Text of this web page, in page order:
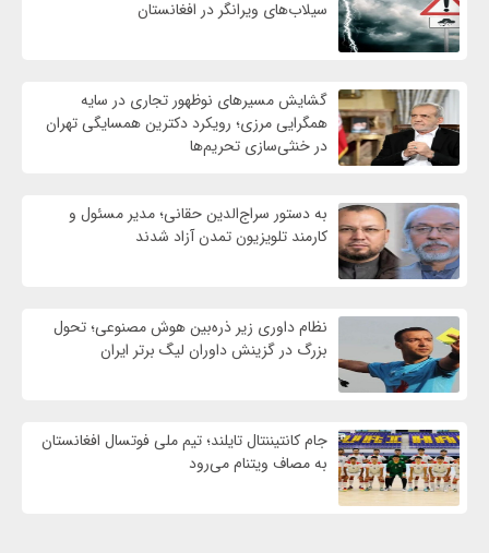
سیلاب‌های ویرانگر در افغانستان
گشایش مسیرهای نوظهور تجاری در سایه
همگرایی مرزی؛ رویکرد دکترین همسایگی تهران
در خنثی‌سازی تحریم‌ها
به دستور سراج‌الدین حقانی؛ مدیر مسئول و
کارمند تلویزیون تمدن آزاد شدند
نظام داوری زیر ذره‌بین هوش مصنوعی؛ تحول
بزرگ در گزینش داوران لیگ برتر ایران
جام کانتیننتال تایلند؛ تیم ملی فوتسال افغانستان
به مصاف ویتنام می‌رود